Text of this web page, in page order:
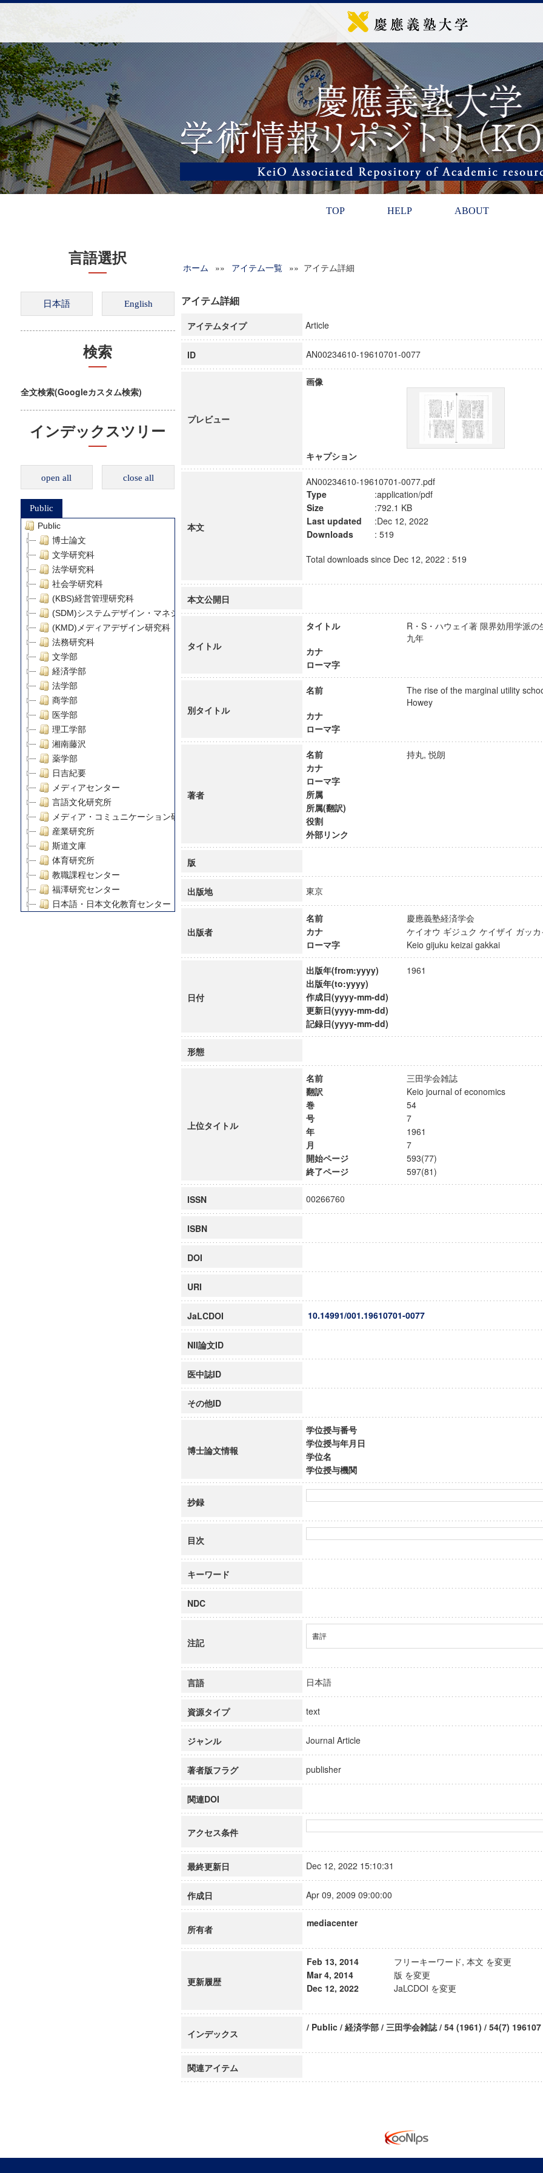
TOP HELP ABOUT
言語選択
検索
全文検索(Googleカスタム検索)
インデックスツリー
open all close all
Public
Public
博士論文
文学研究科
法学研究科
社会学研究科
(KBS)経営管理研究科
(SDM)システムデザイン・マネジメント研究科
(KMD)メディアデザイン研究科
法務研究科
文学部
経済学部
法学部
商学部
医学部
理工学部
湘南藤沢
薬学部
日吉紀要
メディアセンター
言語文化研究所
メディア・コミュニケーション研究所
産業研究所
斯道文庫
体育研究所
教職課程センター
福澤研究センター
日本語・日本文化教育センター
慶應義塾大学グローバルCOEプログラム市民社会ガバナンス教育研究センター
慶應義塾大学グローバルCOEプログラム論理と感性の先端的教育研究拠点
博士課程教育リーディングプログラム「超成熟社会発展のサイエンス」
ホーム »» アイテム一覧 »» アイテム詳細
アイテム詳細
アイテムタイプ Article
ID AN00234610-19610701-0077
プレビュー
画像
キャプション
本文
AN00234610-19610701-0077.pdf
Type
:application/pdf
Size
:792.1 KB
Last updated
:Dec 12, 2022
Downloads
: 519
Total downloads since Dec 12, 2022 : 519
本文公開日
タイトル
タイトル
R・S・ハウェイ著 限界効用学派
九年
カナ
ローマ字
別タイトル
名前
The rise of the marginal utility
Howey
カナ
ローマ字
著者
名前
持丸, 悦朗
カナ
ローマ字
所属
所属(翻訳)
役割
外部リンク
版
出版地 東京
出版者
名前
慶應義塾経済学会
カナ
ケイオウ ギジュク ケイザイ ガ
ローマ字
Keio gijuku keizai gakkai
日付
出版年(from:yyyy)
1961
出版年(to:yyyy)
作成日(yyyy-mm-dd)
更新日(yyyy-mm-dd)
記録日(yyyy-mm-dd)
形態
上位タイトル
名前
三田学会雑誌
翻訳
Keio journal of economics
巻
54
号
7
年
1961
月
7
開始ページ
593(77)
終了ページ
597(81)
ISSN 00266760
ISBN
DOI
URI
JaLCDOI 10.14991/001.19610701-0077
NII論文ID
医中誌ID
その他ID
博士論文情報
学位授与番号
学位授与年月日
学位名
学位授与機関
抄録
目次
キーワード
NDC
注記
書評
言語 日本語
資源タイプ text
ジャンル Journal Article
著者版フラグ publisher
関連DOI
アクセス条件
最終更新日 Dec 12, 2022 15:10:31
作成日 Apr 09, 2009 09:00:00
所有者
mediacenter
更新履歴
Feb 13, 2014
フリーキーワード, 本文 を変更
Mar 4, 2014
版 を変更
Dec 12, 2022
JaLCDOI を変更
インデックス
/ Public / 経済学部 / 三田学会雑誌 / 54 (1961) / 54(7) 196107
関連アイテム